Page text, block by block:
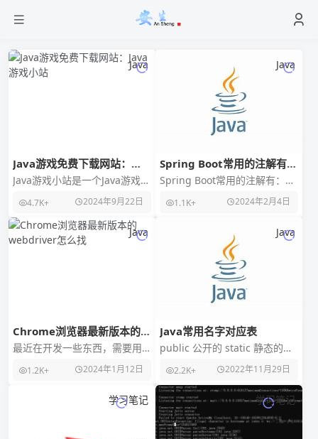
Java
Java游戏免费下载网站：
Java游戏小站
Java游戏小站是一个Java游戏免
费下载网站，由一个怀旧爱好
者搭建的java手机游戏的站点，
专门提
4.7K+ 2024年9月22日
Java
Spring Boot常用的注解有哪
些
Spring Boot常用的注解有：
`@SpringBootApplication`
1.1K+ 2024年2月4日
Java
Chrome浏览器最新版本的
webdriver怎么找
最近在开发一些东西，需要用
一圈也没有找到，最后在慢慢
1.2K+ 2024年1月12日
Java
Java常用名字对应表
public 公开的 static 静态的
main 主方法
2.2K+ 2022年11月29日
学习笔记 学习笔记